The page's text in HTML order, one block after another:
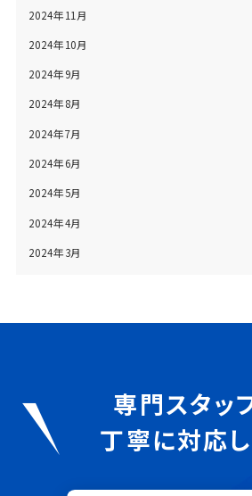
2024年11月
2024年10月
2024年9月
2024年8月
2024年7月
2024年6月
2024年5月
2024年4月
2024年3月
専門スタッ
丁寧に対応